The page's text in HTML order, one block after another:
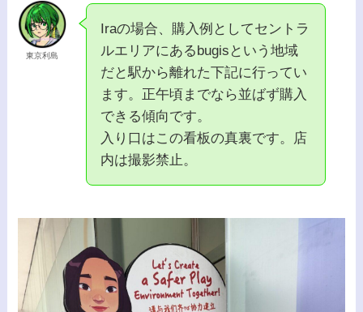
東京利島
Iraの場合、購入例としてセントラ
ルエリアにあるbugisという地域
だと駅から離れた下記に行ってい
ます。正午頃までなら並ばず購入
できる傾向です。
入り口はこの看板の真裏です。店
内は撮影禁止。